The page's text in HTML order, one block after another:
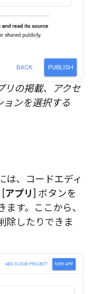
リの掲載、アクセ
ョンを選択する
は、コードエディ
[アプリ] ボタンを
す。ここから、
除したりできま